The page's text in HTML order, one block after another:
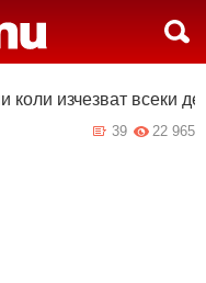
коли изчезват всеки
22 965
39